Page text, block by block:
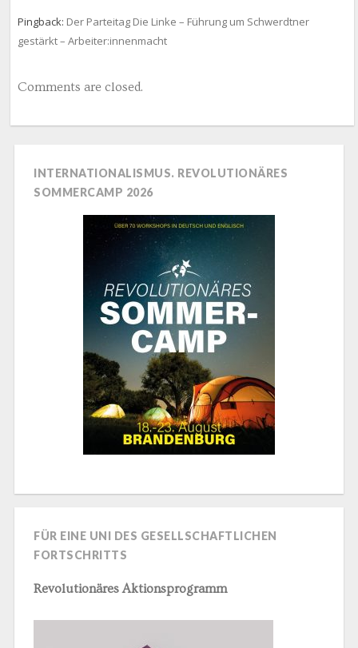
Pingback: Der Parteitag Die Linke – Führung um Schwerdtner
gestärkt – Arbeiter:innenmacht
Comments are closed.
INTERNATIONALISMUS. REVOLUTIONÄRES
SOMMERCAMP 2026
FÜR EINE UNI DES GESELLSCHAFTLICHEN
FORTSCHRITTS
Revolutionäres Aktionsprogramm